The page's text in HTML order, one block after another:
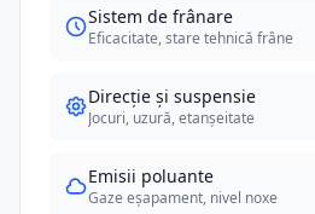
Sistem de frânare
Eficacitate, stare tehnică frâne
Direcție și suspensie
Jocuri, uzură, etanșeitate
Emisii poluante
Gaze eșapament, nivel noxe